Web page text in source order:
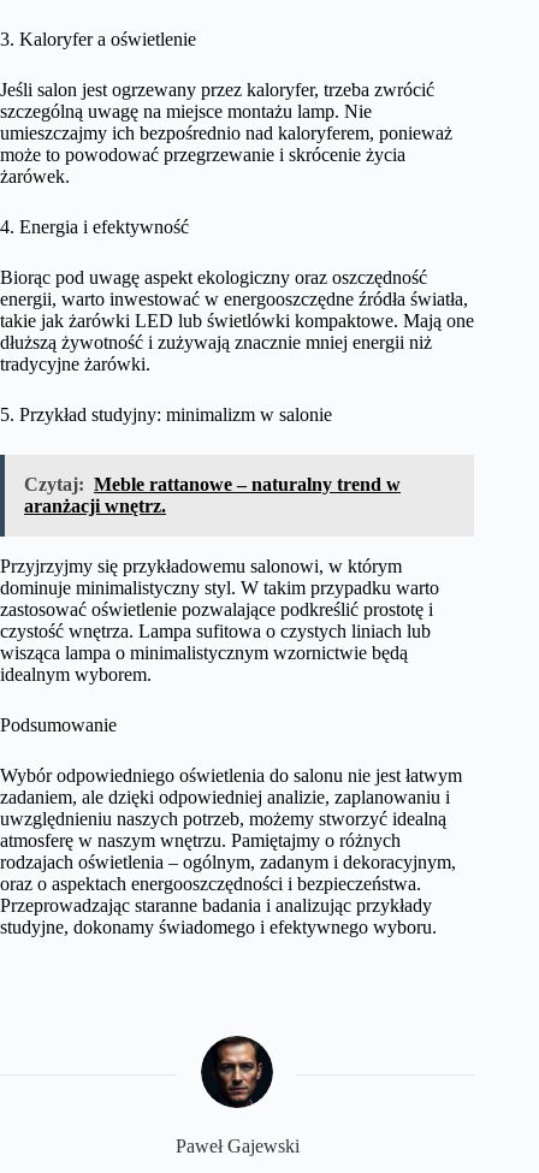
3. Kaloryfer a oświetlenie
Jeśli salon jest ogrzewany przez kaloryfer, trzeba zwrócić
szczególną uwagę na miejsce montażu lamp. Nie
umieszczajmy ich bezpośrednio nad kaloryferem, ponieważ
może to powodować przegrzewanie i skrócenie życia
żarówek.
4. Energia i efektywność
Biorąc pod uwagę aspekt ekologiczny oraz oszczędność
energii, warto inwestować w energooszczędne źródła światła,
takie jak żarówki LED lub świetlówki kompaktowe. Mają one
dłuższą żywotność i zużywają znacznie mniej energii niż
tradycyjne żarówki.
5. Przykład studyjny: minimalizm w salonie
Czytaj: Meble rattanowe – naturalny trend w
aranżacji wnętrz.
Przyjrzyjmy się przykładowemu salonowi, w którym
dominuje minimalistyczny styl. W takim przypadku warto
zastosować oświetlenie pozwalające podkreślić prostotę i
czystość wnętrza. Lampa sufitowa o czystych liniach lub
wisząca lampa o minimalistycznym wzornictwie będą
idealnym wyborem.
Podsumowanie
Wybór odpowiedniego oświetlenia do salonu nie jest łatwym
zadaniem, ale dzięki odpowiedniej analizie, zaplanowaniu i
uwzględnieniu naszych potrzeb, możemy stworzyć idealną
atmosferę w naszym wnętrzu. Pamiętajmy o różnych
rodzajach oświetlenia – ogólnym, zadanym i dekoracyjnym,
oraz o aspektach energooszczędności i bezpieczeństwa.
Przeprowadzając staranne badania i analizując przykłady
studyjne, dokonamy świadomego i efektywnego wyboru.
Paweł Gajewski